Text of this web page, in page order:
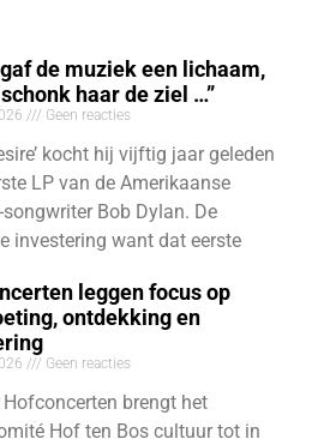
de muziek een lichaam,
haar de ziel …”
Geen reacties
kocht hij vijftig jaar geleden
LP van de Amerikaanse
songwriter Bob Dylan. De
investering want dat eerste
leggen focus op
ontdekking en
Geen reacties
Hofconcerten brengt het
Hof ten Bos cultuur tot in